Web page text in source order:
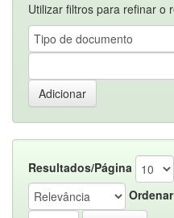
Utilizar filtros para refinar o
Resultados/Página
Ordenar